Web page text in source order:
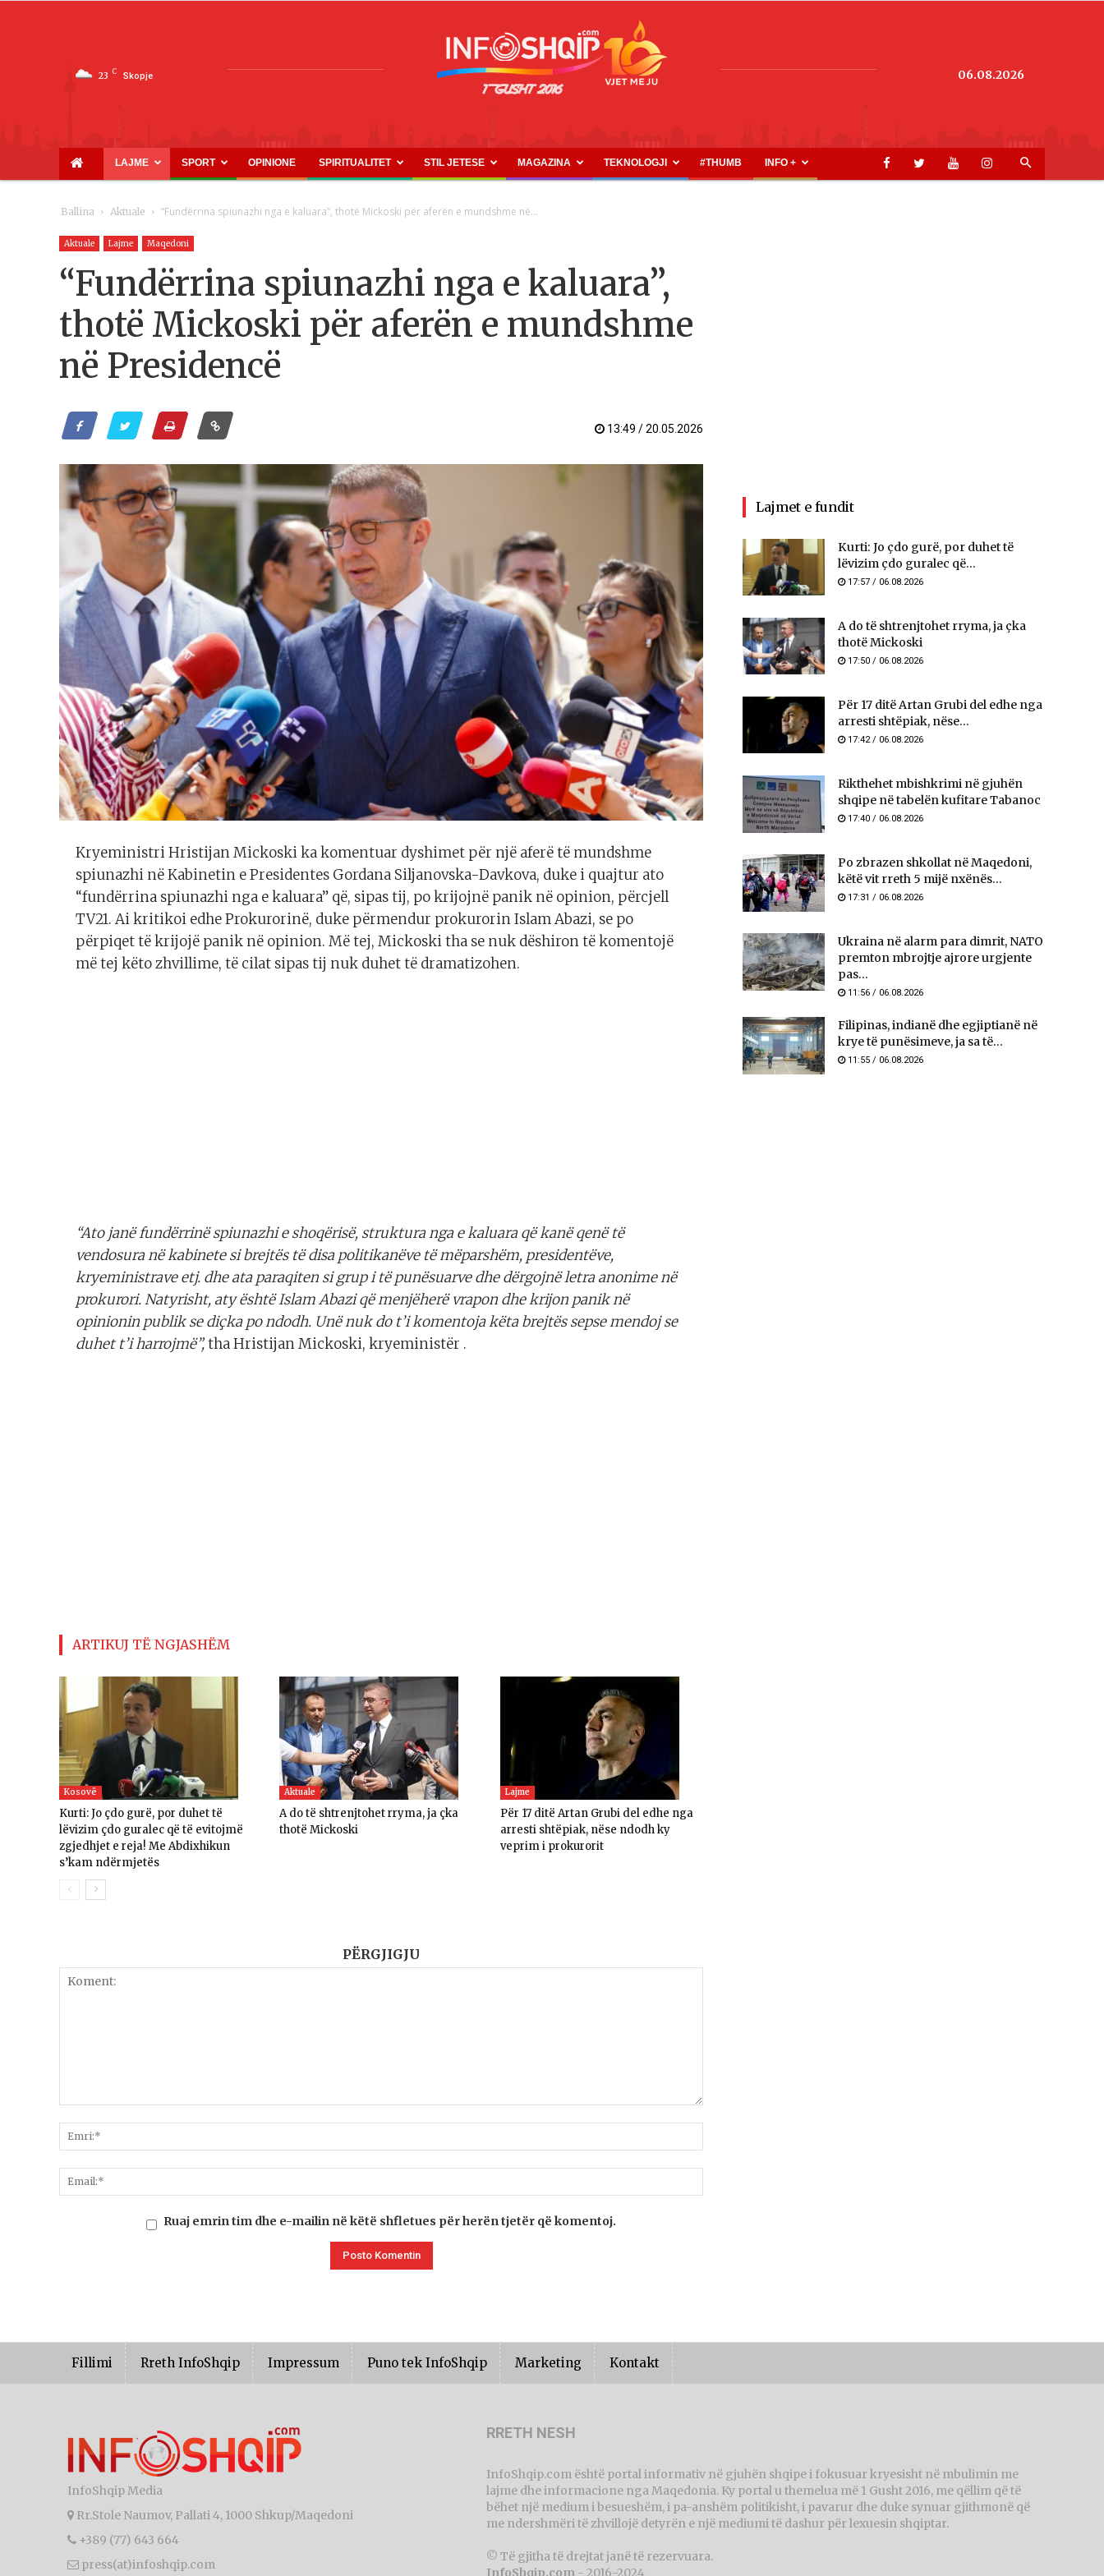
23 C Skopje
INFOSHQIP.COM
06.08.2026
LAJME SPORT OPINIONE SPIRITUALITET STIL JETESE MAGAZINA TEKNOLOGJI #THUMB INFO +
Ballina Aktuale “Fundërrina spiunazhi nga e kaluara”, thotë Mickoski për aferën e mundshme në...
Aktuale Lajme Maqedoni
“Fundërrina spiunazhi nga e kaluara”,
thotë Mickoski për aferën e mundshme
në Presidencë
13:49 / 20.05.2026
Kryeministri Hristijan Mickoski ka komentuar dyshimet për një aferë të mundshme
spiunazhi në Kabinetin e Presidentes Gordana Siljanovska-Davkova, duke i quajtur ato
“fundërrina spiunazhi nga e kaluara” që, sipas tij, po krijojnë panik në opinion, përcjell
TV21. Ai kritikoi edhe Prokurorinë, duke përmendur prokurorin Islam Abazi, se po
përpiqet të krijojë panik në opinion. Më tej, Mickoski tha se nuk dëshiron të komentojë
më tej këto zhvillime, të cilat sipas tij nuk duhet të dramatizohen.
“Ato janë fundërrinë spiunazhi e shoqërisë, struktura nga e kaluara që kanë qenë të
vendosura në kabinete si brejtës të disa politikanëve të mëparshëm, presidentëve,
kryeministrave etj. dhe ata paraqiten si grup i të punësuarve dhe dërgojnë letra anonime në
prokurori. Natyrisht, aty është Islam Abazi që menjëherë vrapon dhe krijon panik në
opinionin publik se diçka po ndodh. Unë nuk do t’i komentoja këta brejtës sepse mendoj se
duhet t’i harrojmë”,tha Hristijan Mickoski, kryeministër .
ARTIKUJ TË NGJASHËM
Kosovë
Kurti: Jo çdo gurë, por duhet të
lëvizim çdo guralec që të evitojmë
zgjedhjet e reja! Me Abdixhikun
s’kam ndërmjetës
Aktuale
A do të shtrenjtohet rryma, ja çka
thotë Mickoski
Lajme
Për 17 ditë Artan Grubi del edhe nga
arresti shtëpiak, nëse ndodh ky
veprim i prokurorit
PËRGJIGJU
Ruaj emrin tim dhe e-mailin në këtë shfletues për herën tjetër që komentoj.
Lajmet e fundit
Kurti: Jo çdo gurë, por duhet të
lëvizim çdo guralec që...
17:57 / 06.08.2026
A do të shtrenjtohet rryma, ja çka
thotë Mickoski
17:50 / 06.08.2026
Për 17 ditë Artan Grubi del edhe nga
arresti shtëpiak, nëse...
17:42 / 06.08.2026
Rikthehet mbishkrimi në gjuhën
shqipe në tabelën kufitare Tabanoc
17:40 / 06.08.2026
Po zbrazen shkollat në Maqedoni,
këtë vit rreth 5 mijë nxënës...
17:31 / 06.08.2026
Ukraina në alarm para dimrit, NATO
premton mbrojtje ajrore urgjente
pas...
11:56 / 06.08.2026
Filipinas, indianë dhe egjiptianë në
krye të punësimeve, ja sa të...
11:55 / 06.08.2026
Fillimi Rreth InfoShqip Impressum Puno tek InfoShqip Marketing Kontakt
InfoShqip Media
Rr.Stole Naumov, Pallati 4, 1000 Shkup/Maqedoni
+389 (77) 643 664
press(at)infoshqip.com
RRETH NESH
InfoShqip.com është portal informativ në gjuhën shqipe i fokusuar kryesisht në mbulimin me
lajme dhe informacione nga Maqedonia. Ky portal u themelua më 1 Gusht 2016, me qëllim që të
bëhet një medium i besueshëm, i pa-anshëm politikisht, i pavarur dhe duke synuar gjithmonë që
me ndershmëri të zhvillojë detyrën e një mediumi të dashur për lexuesin shqiptar.
© Të gjitha të drejtat janë të rezervuara.
InfoShqip.com - 2016-2024